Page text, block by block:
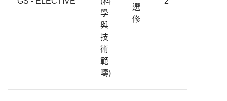
學
與
技
術
範
疇)
選
修